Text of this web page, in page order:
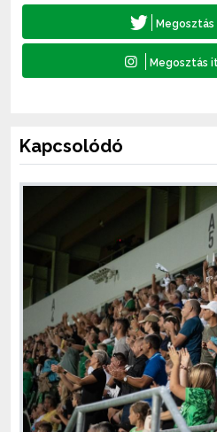
Kapcsolódó